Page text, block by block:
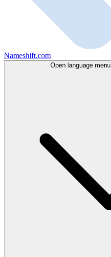
Nameshift.com
Open language menu